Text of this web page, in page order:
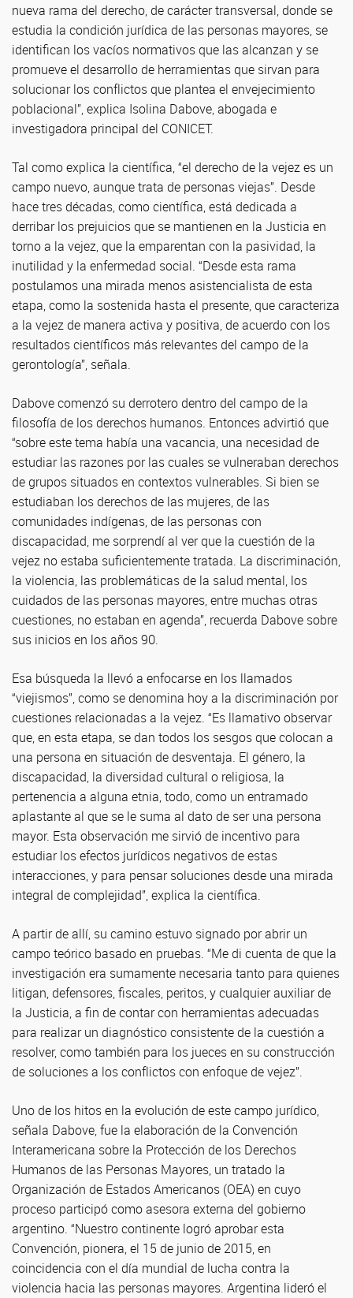
nueva rama del derecho, de carácter transversal, donde se
estudia la condición jurídica de las personas mayores, se
identifican los vacíos normativos que las alcanzan y se
promueve el desarrollo de herramientas que sirvan para
solucionar los conflictos que plantea el envejecimiento
poblacional”, explica Isolina Dabove, abogada e
investigadora principal del CONICET.
Tal como explica la científica, “el derecho de la vejez es un
campo nuevo, aunque trata de personas viejas”. Desde
hace tres décadas, como científica, está dedicada a
derribar los prejuicios que se mantienen en la Justicia en
torno a la vejez, que la emparentan con la pasividad, la
inutilidad y la enfermedad social. “Desde esta rama
postulamos una mirada menos asistencialista de esta
etapa, como la sostenida hasta el presente, que caracteriza
a la vejez de manera activa y positiva, de acuerdo con los
resultados científicos más relevantes del campo de la
gerontología”, señala.
Dabove comenzó su derrotero dentro del campo de la
filosofía de los derechos humanos. Entonces advirtió que
“sobre este tema había una vacancia, una necesidad de
estudiar las razones por las cuales se vulneraban derechos
de grupos situados en contextos vulnerables. Si bien se
estudiaban los derechos de las mujeres, de las
comunidades indígenas, de las personas con
discapacidad, me sorprendí al ver que la cuestión de la
vejez no estaba suficientemente tratada. La discriminación,
la violencia, las problemáticas de la salud mental, los
cuidados de las personas mayores, entre muchas otras
cuestiones, no estaban en agenda”, recuerda Dabove sobre
sus inicios en los años 90.
Esa búsqueda la llevó a enfocarse en los llamados
“viejismos”, como se denomina hoy a la discriminación por
cuestiones relacionadas a la vejez. “Es llamativo observar
que, en esta etapa, se dan todos los sesgos que colocan a
una persona en situación de desventaja. El género, la
discapacidad, la diversidad cultural o religiosa, la
pertenencia a alguna etnia, todo, como un entramado
aplastante al que se le suma al dato de ser una persona
mayor. Esta observación me sirvió de incentivo para
estudiar los efectos jurídicos negativos de estas
interacciones, y para pensar soluciones desde una mirada
integral de complejidad”, explica la científica.
A partir de allí, su camino estuvo signado por abrir un
campo teórico basado en pruebas. “Me di cuenta de que la
investigación era sumamente necesaria tanto para quienes
litigan, defensores, fiscales, peritos, y cualquier auxiliar de
la Justicia, a fin de contar con herramientas adecuadas
para realizar un diagnóstico consistente de la cuestión a
resolver, como también para los jueces en su construcción
de soluciones a los conflictos con enfoque de vejez”.
Uno de los hitos en la evolución de este campo jurídico,
señala Dabove, fue la elaboración de la Convención
Interamericana sobre la Protección de los Derechos
Humanos de las Personas Mayores, un tratado la
Organización de Estados Americanos (OEA) en cuyo
proceso participó como asesora externa del gobierno
argentino. “Nuestro continente logró aprobar esta
Convención, pionera, el 15 de junio de 2015, en
coincidencia con el día mundial de lucha contra la
violencia hacia las personas mayores. Argentina lideró el